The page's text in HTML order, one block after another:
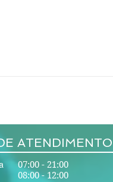
costas funcionam
ATENDIMENTO
07:00 - 21:00
- 12:00